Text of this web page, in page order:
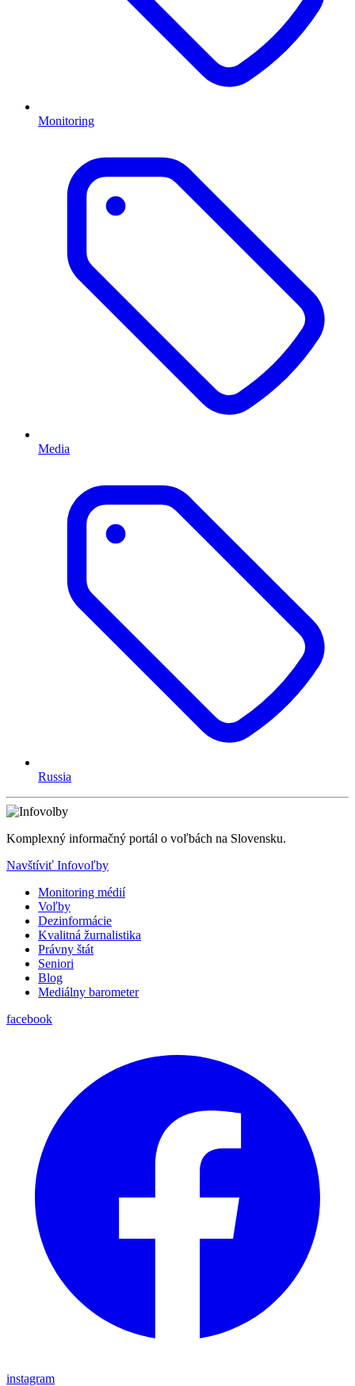
Monitoring
Media
Russia
Komplexný informačný portál o voľbách na Slovensku.
Navštíviť Infovoľby
Monitoring médií
Voľby
Dezinformácie
Kvalitná žurnalistika
Právny štát
Seniori
Blog
Mediálny barometer
facebook
instagram